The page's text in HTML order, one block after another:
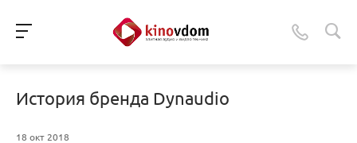
История бренда Dynaudio
18 окт 2018